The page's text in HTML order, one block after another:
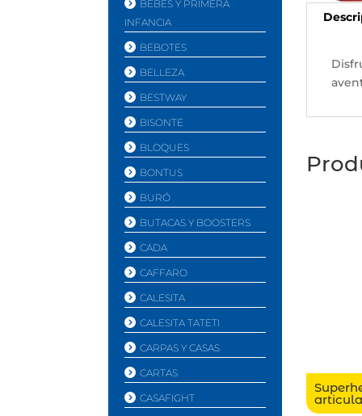
BEBES Y PRIMERA
INFANCIA
BEBOTES
BELLEZA
BESTWAY
BISONTE
BLOQUES
BONTUS
BURÓ
BUTACAS Y BOOSTERS
CADA
CAFFARO
CALESITA
CALESITA TATETI
CARPAS Y CASAS
CARTAS
CASAFIGHT